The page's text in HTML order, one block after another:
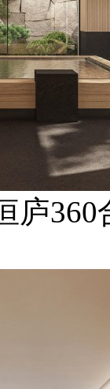
庐360